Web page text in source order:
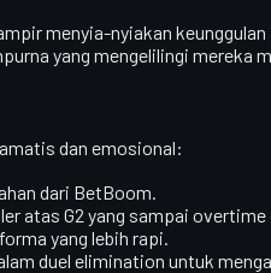
menyia-nyiakan
yang mengelilingi mereka
dan emosional:
dari BetBoom.
atas G2 yang sampai overtime
yang lebih rapi.
duel elimination untuk